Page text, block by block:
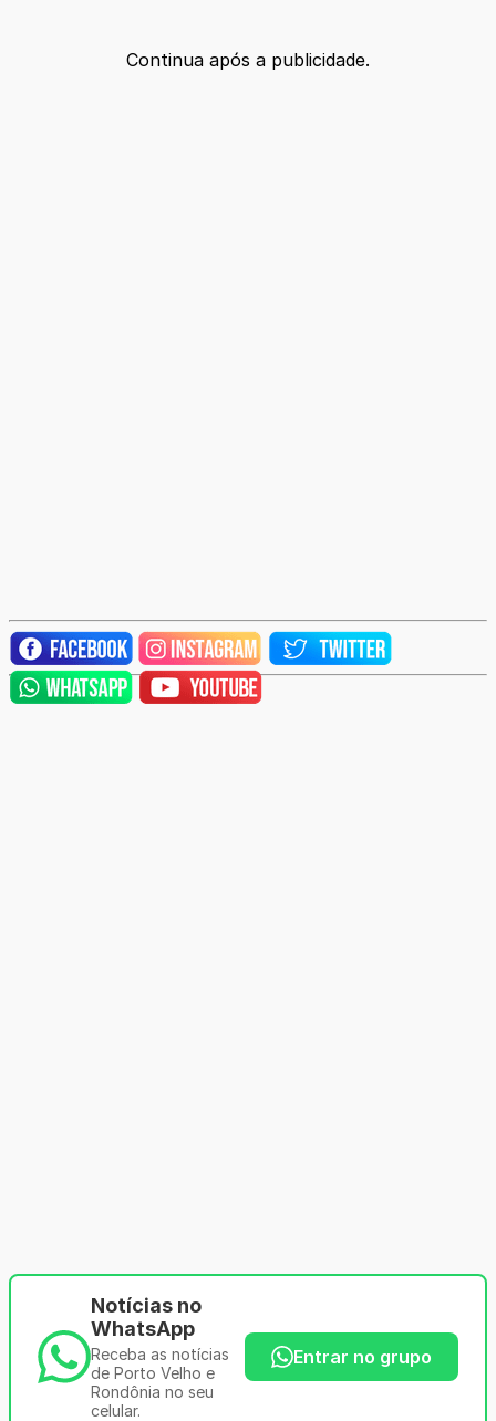
Continua após a publicidade.
Notícias no
WhatsApp
Receba as notícias
de Porto Velho e
Rondônia no seu
celular.
Entrar no grupo